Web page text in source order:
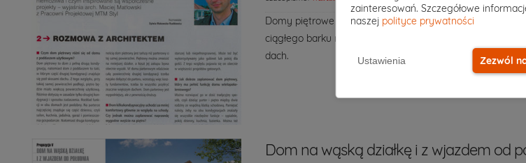
Domy piętrowe mają bogatą historię, która trochę
ciągłego barku materiałów budowlanych. Obecnie
dach.
Dom na wąską działkę i z wjazdem od
zainteresowań. Szczegółowe
naszej polityce prywatności
Ustawienia Zezwól